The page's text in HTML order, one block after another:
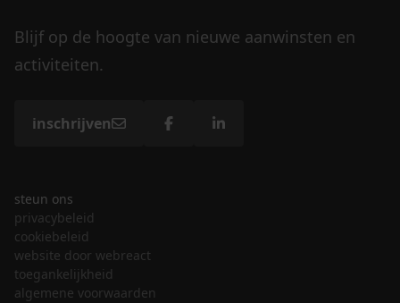
Blijf op de hoogte van nieuwe aanwinsten en
activiteiten.
inschrijven
steun ons
privacybeleid
cookiebeleid
website door webreact
toegankelijkheid
algemene voorwaarden